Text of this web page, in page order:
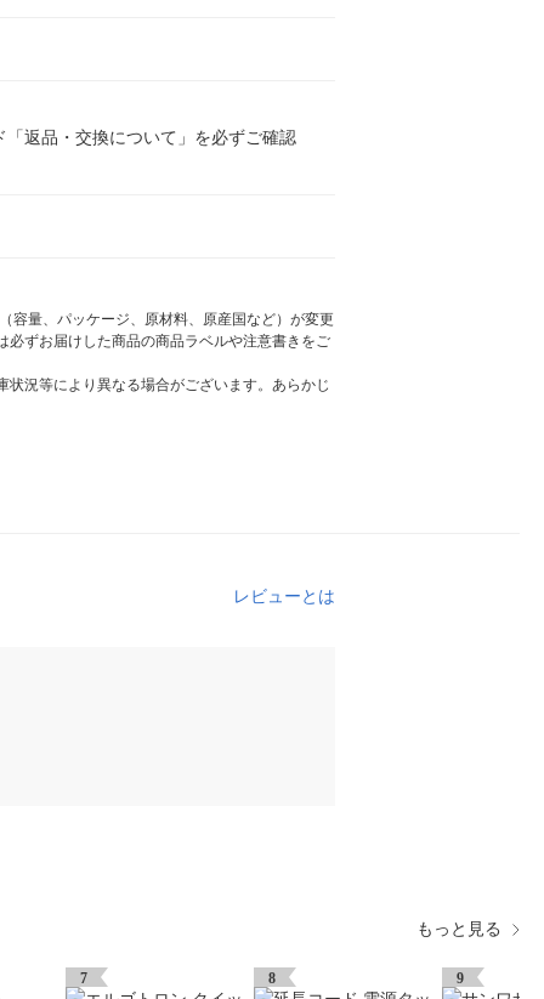
返品・交換について」を必ずご確認
容量、パッケージ、原材料、原産国など）が変更
ずお届けした商品の商品ラベルや注意書きをご
況等により異なる場合がございます。あらかじ
レビューとは
もっと見る
7 8 9